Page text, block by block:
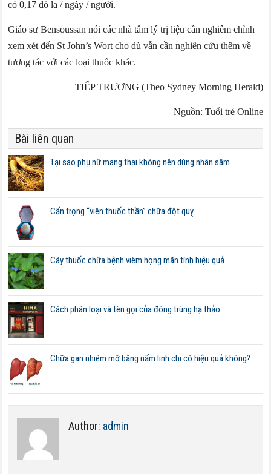
có 0,17 đô la / ngày / người.
Giáo sư Bensoussan nói các nhà tâm lý trị liệu cần nghiêm chỉnh
xem xét đến St John’s Wort cho dù vẫn cần nghiên cứu thêm về
tương tác với các loại thuốc khác.
TIẾP TRƯƠNG (Theo Sydney Morning Herald)
Nguồn: Tuổi trẻ Online
Bài liên quan
Tại sao phụ nữ mang thai không nên dùng nhân sâm
Cẩn trọng “viên thuốc thần” chữa đột quỵ
Cây thuốc chữa bệnh viêm họng mãn tính hiệu quả
Cách phân loại và tên gọi của đông trùng hạ thảo
Chữa gan nhiêm mỡ bằng nấm linh chi có hiệu quả không?
Author: admin